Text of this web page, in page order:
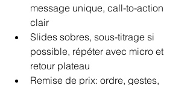
message unique, call-to-action
clair
Slides sobres, sous-titrage si
possible, répéter avec micro et
retour plateau
Remise de prix: ordre, gestes,